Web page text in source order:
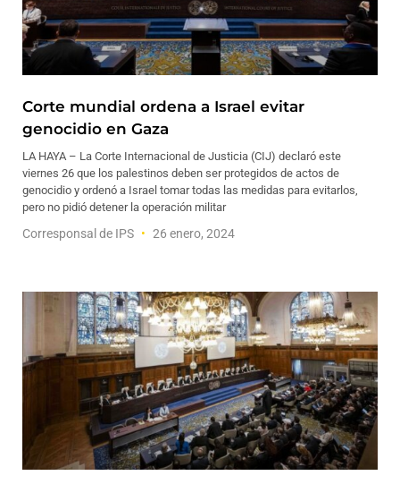
Corte mundial ordena a Israel evitar
genocidio en Gaza
LA HAYA – La Corte Internacional de Justicia (CIJ) declaró este
viernes 26 que los palestinos deben ser protegidos de actos de
genocidio y ordenó a Israel tomar todas las medidas para evitarlos,
pero no pidió detener la operación militar
Corresponsal de IPS 26 enero, 2024